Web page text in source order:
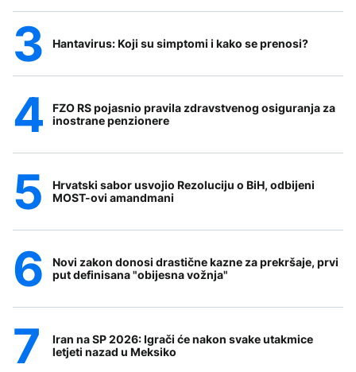
Hantavirus: Koji su simptomi i kako se prenosi?
FZO RS pojasnio pravila zdravstvenog osiguranja za
inostrane penzionere
Hrvatski sabor usvojio Rezoluciju o BiH, odbijeni
MOST-ovi amandmani
Novi zakon donosi drastične kazne za prekršaje, prvi
put definisana "obijesna vožnja"
Iran na SP 2026: Igrači će nakon svake utakmice
letjeti nazad u Meksiko